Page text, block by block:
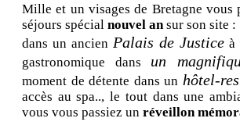
Mille et un visages de Bretagne vous
séjours spécialnouvel an sur son site
dans un ancien Palais de Justice à
gastronomique dans un
moment de détente dans un hôtel-
accès au spa.., le tout dans une
vous vous passiez un réveillon